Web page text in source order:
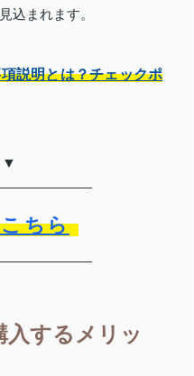
込まれます。
説明とは？チェックポ
▼
ちら
入するメリッ